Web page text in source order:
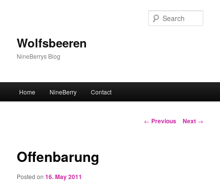
Wolfsbeeren
NineBerrys Blog
Skip to primary content
Home NineBerry Contact
Post navigation
← Previous Next →
Offenbarung
Posted on16. May 2011